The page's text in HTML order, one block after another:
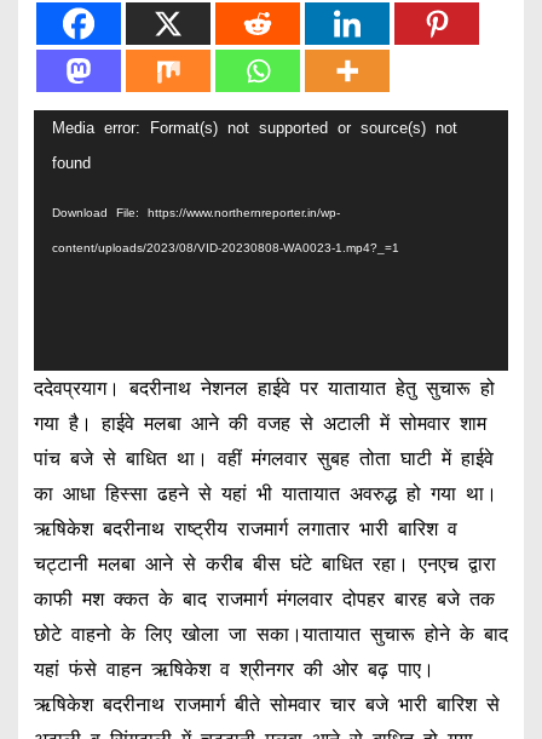
a
Media error: Format(s) not supported or source(s) not
found
Download File: https://www.northernreporter.in/wp-
content/uploads/2023/08/VID-20230808-WA0023-1.mp4?_=1
ददेवप्रयाग। बदरीनाथ नेशनल हाईवे पर यातायात हेतु सुचारू हो
गया है। हाईवे मलबा आने की वजह से अटाली में सोमवार शाम
पांच बजे से बाधित था। वहीं मंगलवार सुबह तोता घाटी में हाईवे
का आधा हिस्सा ढहने से यहां भी यातायात अवरुद्ध हो गया था।
ऋषिकेश बदरीनाथ राष्ट्रीय राजमार्ग लगातार भारी बारिश व
चट्टानी मलबा आने से करीब बीस घंटे बाधित रहा। एनएच द्वारा
काफी मश क्कत के बाद राजमार्ग मंगलवार दोपहर बारह बजे तक
छोटे वाहनो के लिए खोला जा सका।यातायात सुचारू होने के बाद
यहां फंसे वाहन ऋषिकेश व श्रीनगर की ओर बढ़ पाए।
ऋषिकेश बदरीनाथ राजमार्ग बीते सोमवार चार बजे भारी बारिश से